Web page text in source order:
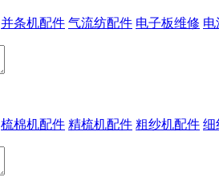
并条机配件 气流纺配件 电子板维修 电
梳棉机配件 精梳机配件 粗纱机配件 细